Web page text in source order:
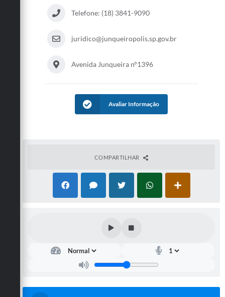
Telefone: (18) 3841-9090
juridico@junqueiropolis.sp.gov.br
Avenida Junqueira n°1396
Avaliar Informação
COMPARTILHAR